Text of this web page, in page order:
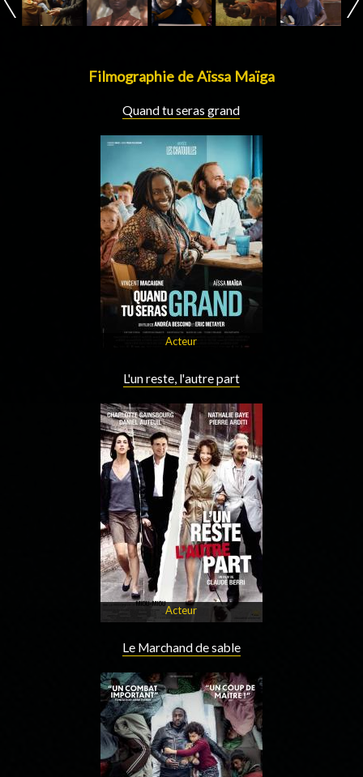
Filmographie de Aïssa Maïga
Quand tu seras grand
Acteur
L'un reste, l'autre part
Acteur
Le Marchand de sable